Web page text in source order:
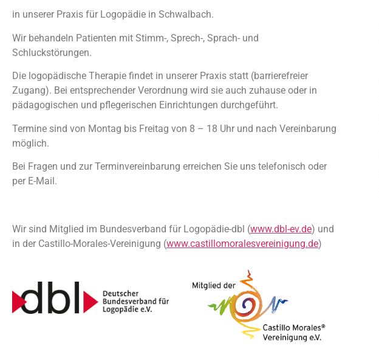
in unserer Praxis für Logopädie in Schwalbach.
Wir behandeln Patienten mit Stimm-, Sprech-, Sprach- und
Schluckstörungen.
Die logopädische Therapie findet in unserer Praxis statt (barrierefreier
Zugang). Bei entsprechender Verordnung wird sie auch zuhause oder in
pädagogischen und pflegerischen Einrichtungen durchgeführt.
Termine sind von Montag bis Freitag von 8 – 18 Uhr und nach Vereinbarung
möglich.
Bei Fragen und zur Terminvereinbarung erreichen Sie uns telefonisch oder
per E-Mail.
Wir sind Mitglied im Bundesverband für Logopädie-dbl (www.dbl-ev.de) und
in der Castillo-Morales-Vereinigung (www.castillomoralesvereinigung.de)